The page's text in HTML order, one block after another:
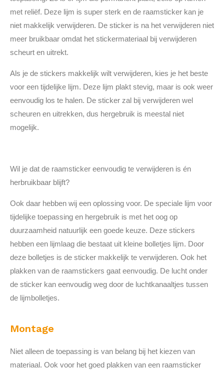
met reliëf. Deze lijm is super sterk en de raamsticker kan je
niet makkelijk verwijderen. De sticker is na het verwijderen niet
meer bruikbaar omdat het stickermateriaal bij verwijderen
scheurt en uitrekt.
Als je de stickers makkelijk wilt verwijderen, kies je het beste
voor een tijdelijke lijm. Deze lijm plakt stevig, maar is ook weer
eenvoudig los te halen. De sticker zal bij verwijderen wel
scheuren en uitrekken, dus hergebruik is meestal niet
mogelijk.
Wil je dat de raamsticker eenvoudig te verwijderen is én
herbruikbaar blijft?
Ook daar hebben wij een oplossing voor. De speciale lijm voor
tijdelijke toepassing en hergebruik is met het oog op
duurzaamheid natuurlijk een goede keuze. Deze stickers
hebben een lijmlaag die bestaat uit kleine bolletjes lijm. Door
deze bolletjes is de sticker makkelijk te verwijderen. Ook het
plakken van de raamstickers gaat eenvoudig. De lucht onder
de sticker kan eenvoudig weg door de luchtkanaaltjes tussen
de lijmbolletjes.
Montage
Niet alleen de toepassing is van belang bij het kiezen van
materiaal. Ook voor het goed plakken van een raamsticker